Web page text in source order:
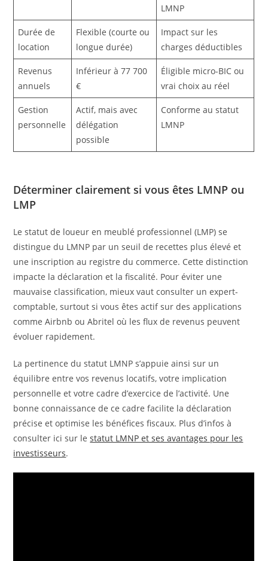
LMNP
Durée de
location
Flexible (courte ou
longue durée)
Impact sur les
charges déductibles
Revenus
annuels
Inférieur à 77 700
€
Éligible micro-BIC ou
vrai choix au réel
Gestion
personnelle
Actif, mais avec
délégation
possible
Conforme au statut
LMNP
Déterminer clairement si vous êtes LMNP ou
LMP
Le statut de loueur en meublé professionnel (LMP) se
distingue du LMNP par un seuil de recettes plus élevé et
une inscription au registre du commerce. Cette distinction
impacte la déclaration et la fiscalité. Pour éviter une
mauvaise classification, mieux vaut consulter un expert-
comptable, surtout si vous êtes actif sur des applications
comme Airbnb ou Abritel où les flux de revenus peuvent
évoluer rapidement.
La pertinence du statut LMNP s’appuie ainsi sur un
équilibre entre vos revenus locatifs, votre implication
personnelle et votre cadre d’exercice de l’activité. Une
bonne connaissance de ce cadre facilite la déclaration
précise et optimise les bénéfices fiscaux. Plus d’infos à
consulter ici sur lestatut LMNP et ses avantages pour les
investisseurs.